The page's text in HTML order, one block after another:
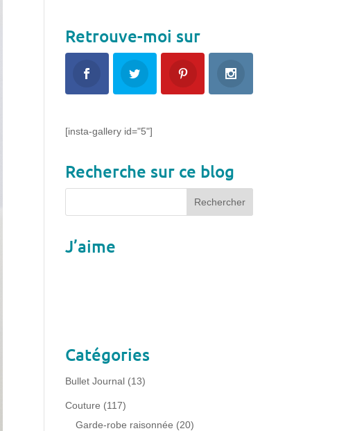
Retrouve-moi sur
[insta-gallery id="5"]
Recherche sur ce blog
J’aime
Catégories
Bullet Journal(13)
Couture (117)
Garde-robe raisonnée (20)